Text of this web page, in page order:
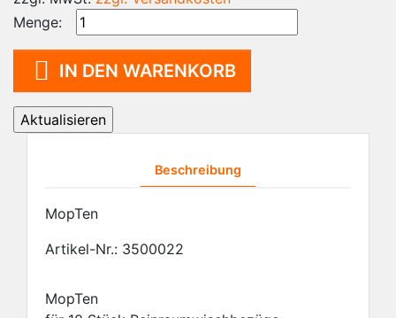
Menge:
 IN DEN WARENKORB
Beschreibung
MopTen
Artikel-Nr.: 3500022
MopTen